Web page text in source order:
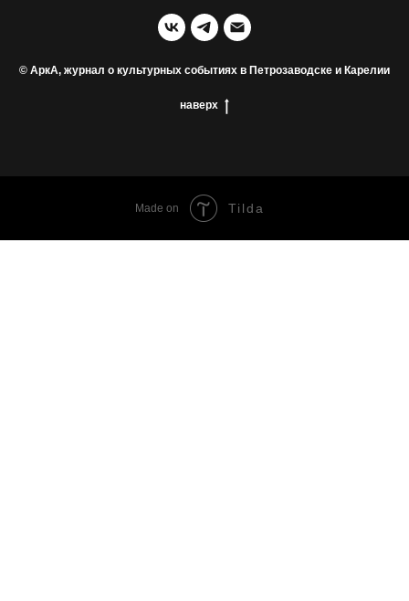
© АркА, журнал о культурных событиях в Петрозаводске и Карелии
наверх
Made on Tilda